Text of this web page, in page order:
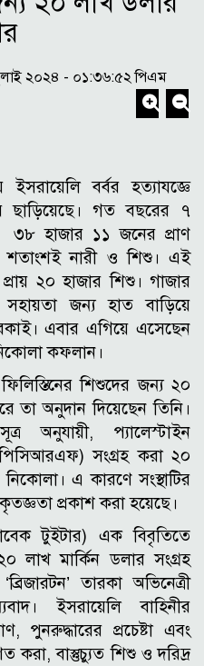
২০২৪ - ০১:৩৬:৫২ পিএম
বর্বর হত্যাযজ্ঞে
ছাড়িয়েছে। গত বছরের ৭
৩৮ হাজার ১১ জনের প্রাণ
শতাংশই নারী ও শিশু। এই
২০ হাজার শিশু। গাজার
জন্য হাত বাড়িয়ে
এবার এগিয়ে এসেছেন
কফলান।
ফিলিস্তিনের শিশুদের জন্য ২০
তা অনুদান দিয়েছেন তিনি।
অনুযায়ী, প্যালেস্টাইন
সংগ্রহ করা ২০
এ কারণে সংস্থাটির
প্রকাশ করা হয়েছে।
টুইটার) এক বিবৃতিতে
লাখ মার্কিন ডলার সংগ্রহ
তারকা অভিনেত্রী
ইসরায়েলি বাহিনীর
পুনরুদ্ধারের প্রচেষ্টা এবং
করা, বাস্তুচ্যুত শিশু ও দরিদ্র